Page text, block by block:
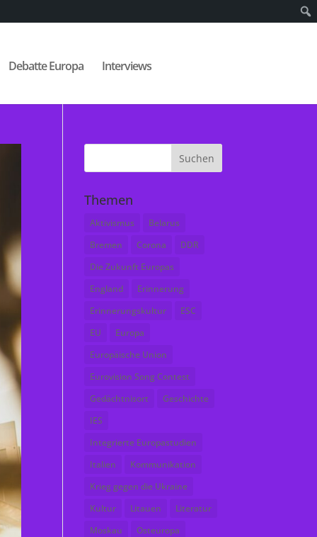
Debatte Europa Interviews
Themen
Aktivismus
Belarus
Bremen
Corona
DDR
Die Zukunft Europas
England
Erinnerung
Erinnerungskultur
ESC
EU
Europa
Europäische Union
Eurovision Song Contest
Gedächtnisort
Geschichte
IES
Integrierte Europastudien
Italien
Kommunikation
Krieg gegen die Ukraine
Kultur
Litauen
Literatur
Moskau
Osteuropa